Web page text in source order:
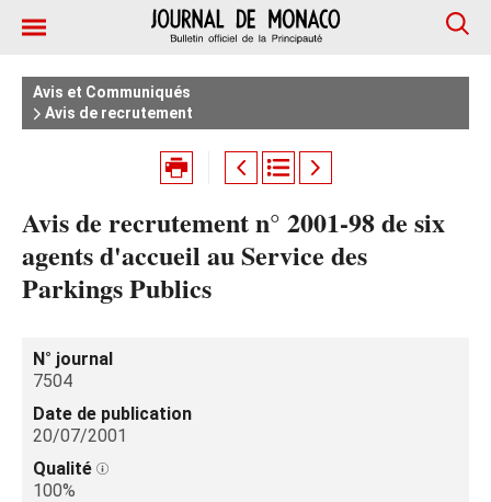
Avis et Communiqués
Avis de recrutement
Avis de recrutement n° 2001-98 de six
agents d'accueil au Service des
Parkings Publics
N° journal
7504
Date de publication
20/07/2001
Qualité
100%